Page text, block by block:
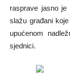
rasprave jasno
slažu građani
upućenom
sjednici.